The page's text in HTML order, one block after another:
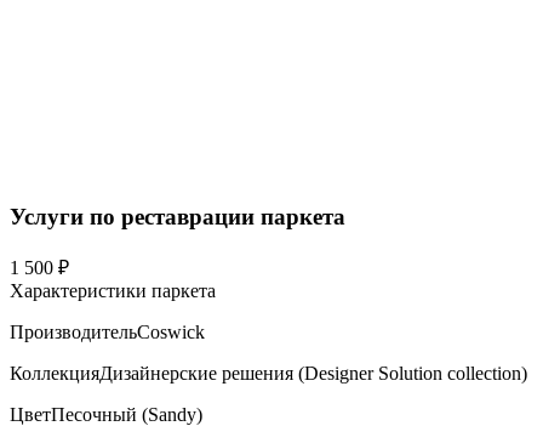
Услуги по реставрации паркета
1 500 ₽
Характеристики паркета
ПроизводительCoswick
КоллекцияДизайнерские решения (Designer Solution collection)
ЦветПесочный (Sandy)